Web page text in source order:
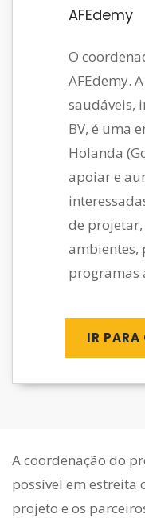
AFEdemy
O
AFEdemy.
saudáveis,
BV, é uma
Holanda
apoiar e
de
ambientes,
programas
IR PARA
A coordenação do
possível em estreita
projeto e os